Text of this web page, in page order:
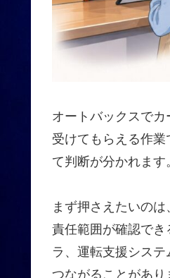
オートバックスで
受けてもらえる作
て判断が分かれます
まず押さえたいの
責任範囲が確認で
ラ、運転支援シス
つながることがあり